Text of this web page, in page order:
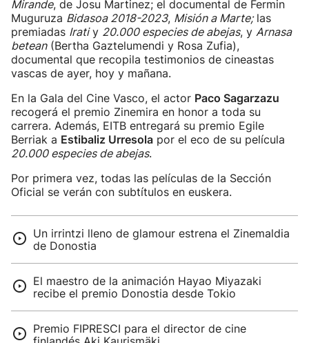
Mirande, de Josu Martinez; el documental de Fermin
Muguruza Bidasoa 2018-2023, Misión a Marte;las
premiadas Iratiy 20.000 especies de abejas, y Arnasa
betean(Bertha Gaztelumendi y Rosa Zufia),
documental que recopila testimonios de cineastas
vascas de ayer, hoy y mañana.
En la Gala del Cine Vasco, el actor Paco Sagarzazu
recogerá el premio Zinemira en honor a toda su
carrera. Además, EITB entregará su premio Egile
Berriak a Estibaliz Urresola por el eco de su película
20.000 especies de abejas.
Por primera vez, todas las películas de la Sección
Oficial se verán con subtítulos en euskera.
Un irrintzi lleno de glamour estrena el Zinemaldia
de Donostia
El maestro de la animación Hayao Miyazaki
recibe el premio Donostia desde Tokio
Premio FIPRESCI para el director de cine